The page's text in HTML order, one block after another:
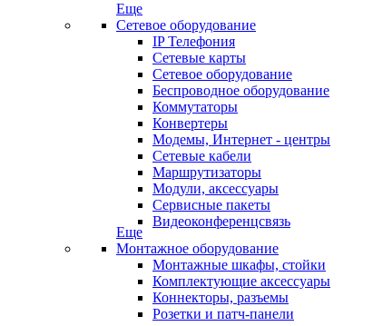
Еще
Сетевое оборудование
IP Телефония
Сетевые карты
Сетевое оборудование
Беспроводное оборудование
Коммутаторы
Конвертеры
Модемы, Интернет - центры
Сетевые кабели
Маршрутизаторы
Модули, аксессуары
Сервисные пакеты
Видеоконференцсвязь
Еще
Монтажное оборудование
Монтажные шкафы, стойки
Комплектующие аксессуары
Коннекторы, разъемы
Розетки и патч-панели